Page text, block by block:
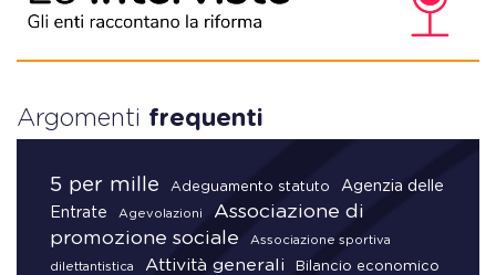
Argomenti frequenti
5 per mille Adeguamento statuto
Agenzia delle
Entrate
Agevolazioni
Associazione di
promozione sociale
Associazione sportiva
dilettantistica Attività generali Bilancio economico